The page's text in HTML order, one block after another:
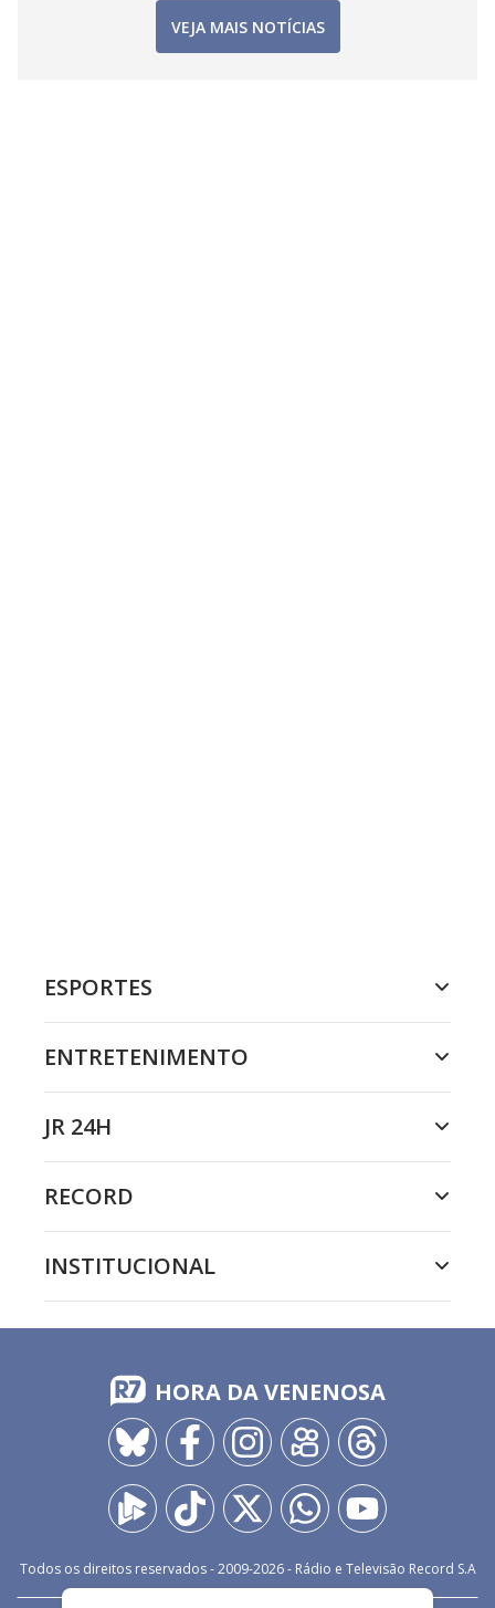
VEJA MAIS NOTÍCIAS
ESPORTES
ENTRETENIMENTO
JR 24H
RECORD
INSTITUCIONAL
HORA DA VENENOSA
Todos os direitos reservados - 2009-2026- Rádio e Televisão Record S.A